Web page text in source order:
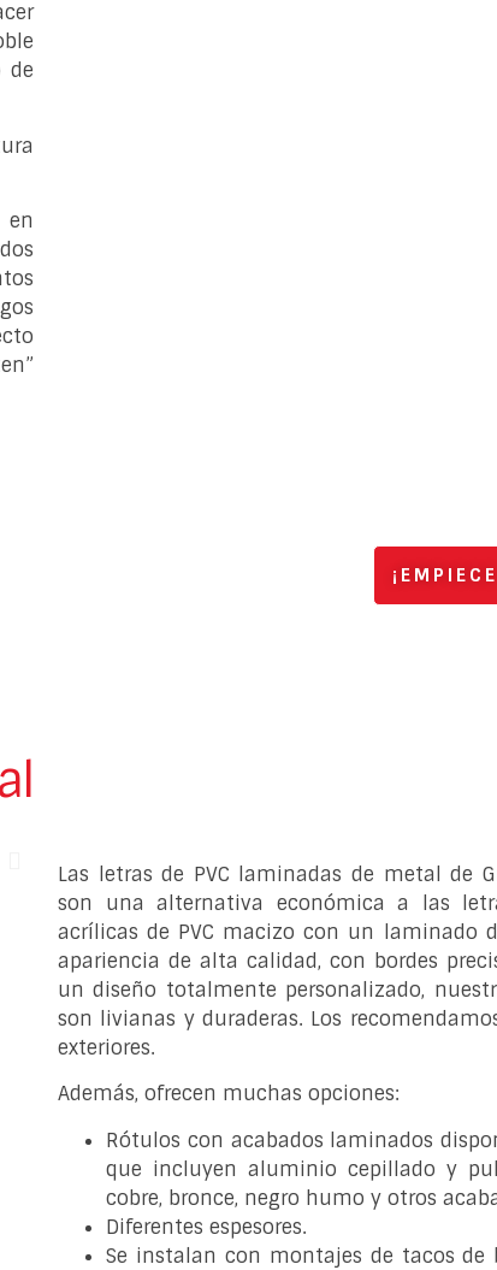
de
en
Las letras de PVC laminadas de metal de
son una alternativa económica a las
acrílicas de PVC macizo con un laminado
apariencia de alta calidad, con bordes
un diseño totalmente personalizado,
son livianas y duraderas. Los
exteriores.
Además, ofrecen muchas opciones:
Rótulos con acabados laminados
que incluyen aluminio cepillado y
cobre, bronce, negro humo y otros
Diferentes espesores.
Se instalan con montajes de tacos de